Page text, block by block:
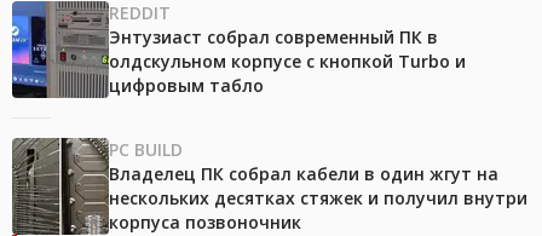
REDDIT
Энтузиаст собрал современный ПК в
олдскульном корпусе с кнопкой Turbo и
цифровым табло
PC BUILD
Владелец ПК собрал кабели в один жгут на
нескольких десятках стяжек и получил внутри
корпуса позвоночник